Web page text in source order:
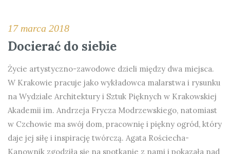
17 marca 2018
Docierać do siebie
Życie artystyczno-zawodowe dzieli między dwa miejsca.
W Krakowie pracuje jako wykładowca malarstwa i rysunku
na Wydziale Architektury i Sztuk Pięknych w Krakowskiej
Akademii im. Andrzeja Frycza Modrzewskiego, natomiast
w Czchowie ma swój dom, pracownię i piękny ogród, który
daje jej siłę i inspirację twórczą. Agata Rościecha-
Kanownik zgodziła się na spotkanie z nami i pokazała nad